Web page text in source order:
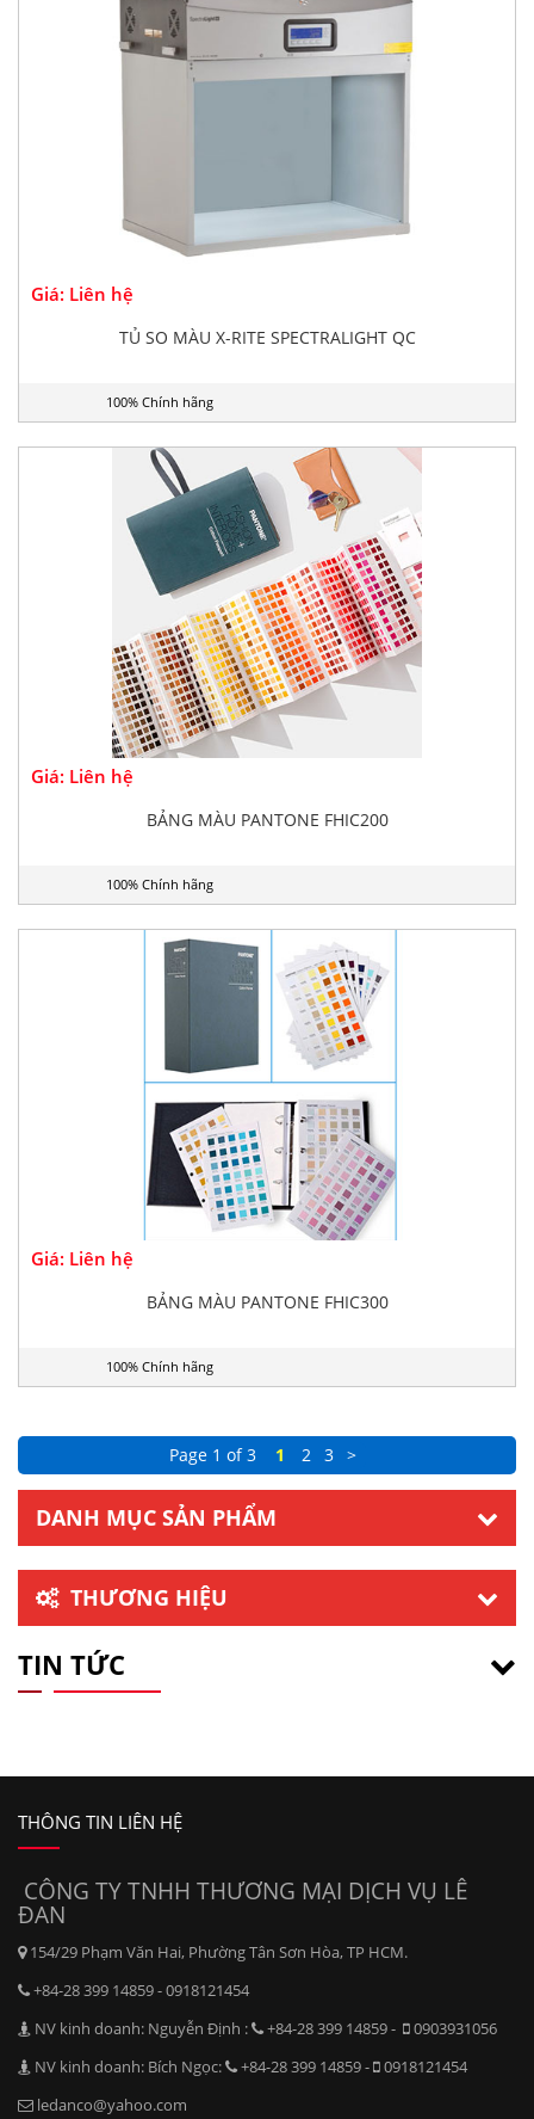
Giá: Liên hệ
TỦ SO MÀU X-RITE SPECTRALIGHT QC
100% Chính hãng
Giá: Liên hệ
BẢNG MÀU PANTONE FHIC200
100% Chính hãng
Giá: Liên hệ
BẢNG MÀU PANTONE FHIC300
100% Chính hãng
Page 1 of 3 1 2 3 >
DANH MỤC SẢN PHẨM
THƯƠNG HIỆU
TIN TỨC
THÔNG TIN LIÊN HỆ
CÔNG TY TNHH THƯƠNG MẠI DỊCH VỤ LÊ
ĐAN
154/29 Phạm Văn Hai, Phường Tân Sơn Hòa, TP HCM.
+84-28 399 14859 - 0918121454
NV kinh doanh: Nguyễn Định :
+84-28 399 14859 -
0903931056
NV kinh doanh: Bích Ngọc:
+84-28 399 14859 -
0918121454
ledanco@yahoo.com